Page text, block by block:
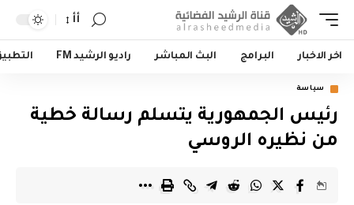
أأ
اخر الاخبار البرامج البث المباشر راديو الرشيد FM
سياسة
رئيس الجمهورية يتسلم رسالة خطية
من نظيره الروسي